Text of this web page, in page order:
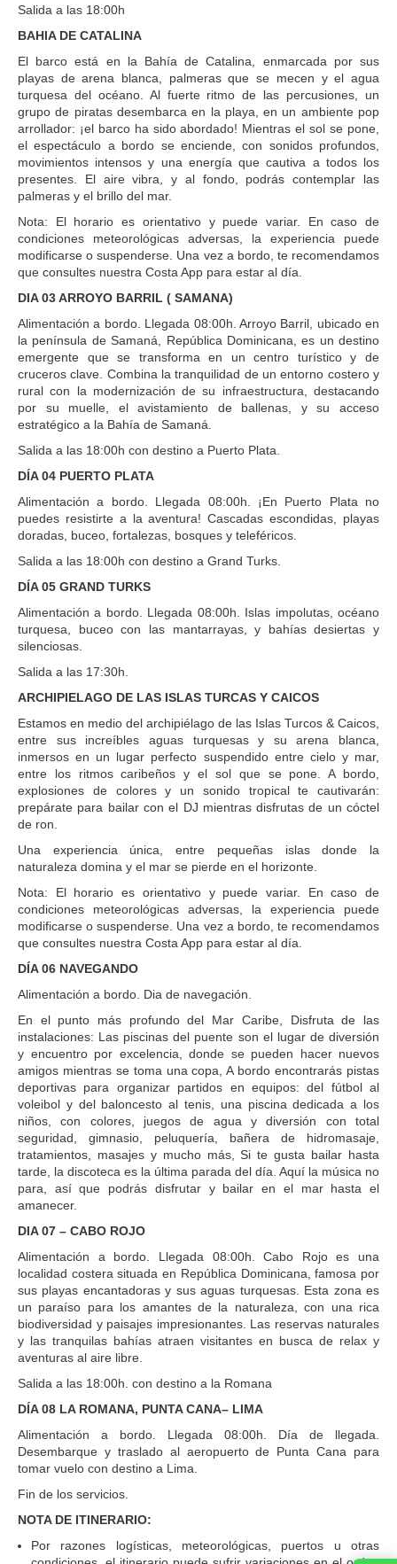
Salida a las 18:00h
BAHIA DE CATALINA
El barco está en la Bahía de Catalina, enmarcada por sus
playas de arena blanca, palmeras que se mecen y el agua
turquesa del océano. Al fuerte ritmo de las percusiones, un
grupo de piratas desembarca en la playa, en un ambiente pop
arrollador: ¡el barco ha sido abordado! Mientras el sol se pone,
el espectáculo a bordo se enciende, con sonidos profundos,
movimientos intensos y una energía que cautiva a todos los
presentes. El aire vibra, y al fondo, podrás contemplar las
palmeras y el brillo del mar.
Nota: El horario es orientativo y puede variar. En caso de
condiciones meteorológicas adversas, la experiencia puede
modificarse o suspenderse. Una vez a bordo, te recomendamos
que consultes nuestra Costa App para estar al día.
DIA 03 ARROYO BARRIL ( SAMANA)
Alimentación a bordo. Llegada 08:00h. Arroyo Barril, ubicado en
la península de Samaná, República Dominicana, es un destino
emergente que se transforma en un centro turístico y de
cruceros clave. Combina la tranquilidad de un entorno costero y
rural con la modernización de su infraestructura, destacando
por su muelle, el avistamiento de ballenas, y su acceso
estratégico a la Bahía de Samaná.
Salida a las 18:00h con destino a Puerto Plata.
DÍA 04 PUERTO PLATA
Alimentación a bordo. Llegada 08:00h. ¡En Puerto Plata no
puedes resistirte a la aventura! Cascadas escondidas, playas
doradas, buceo, fortalezas, bosques y teleféricos.
Salida a las 18:00h con destino a Grand Turks.
DÍA 05 GRAND TURKS
Alimentación a bordo. Llegada 08:00h. Islas impolutas, océano
turquesa, buceo con las mantarrayas, y bahías desiertas y
silenciosas.
Salida a las 17:30h.
ARCHIPIELAGO DE LAS ISLAS TURCAS Y CAICOS
Estamos en medio del archipiélago de las Islas Turcos & Caicos,
entre sus increíbles aguas turquesas y su arena blanca,
inmersos en un lugar perfecto suspendido entre cielo y mar,
entre los ritmos caribeños y el sol que se pone. A bordo,
explosiones de colores y un sonido tropical te cautivarán:
prepárate para bailar con el DJ mientras disfrutas de un cóctel
de ron.
Una experiencia única, entre pequeñas islas donde la
naturaleza domina y el mar se pierde en el horizonte.
Nota: El horario es orientativo y puede variar. En caso de
condiciones meteorológicas adversas, la experiencia puede
modificarse o suspenderse. Una vez a bordo, te recomendamos
que consultes nuestra Costa App para estar al día.
DÍA 06 NAVEGANDO
Alimentación a bordo. Dia de navegación.
En el punto más profundo del Mar Caribe, Disfruta de las
instalaciones: Las piscinas del puente son el lugar de diversión
y encuentro por excelencia, donde se pueden hacer nuevos
amigos mientras se toma una copa, A bordo encontrarás pistas
deportivas para organizar partidos en equipos: del fútbol al
voleibol y del baloncesto al tenis, una piscina dedicada a los
niños, con colores, juegos de agua y diversión con total
seguridad, gimnasio, peluquería, bañera de hidromasaje,
tratamientos, masajes y mucho más, Si te gusta bailar hasta
tarde, la discoteca es la última parada del día. Aquí la música no
para, así que podrás disfrutar y bailar en el mar hasta el
amanecer.
DIA 07 – CABO ROJO
Alimentación a bordo. Llegada 08:00h. Cabo Rojo es una
localidad costera situada en República Dominicana, famosa por
sus playas encantadoras y sus aguas turquesas. Esta zona es
un paraíso para los amantes de la naturaleza, con una rica
biodiversidad y paisajes impresionantes. Las reservas naturales
y las tranquilas bahías atraen visitantes en busca de relax y
aventuras al aire libre.
Salida a las 18:00h. con destino a la Romana
DÍA 08 LA ROMANA, PUNTA CANA– LIMA
Alimentación a bordo. Llegada 08:00h. Día de llegada.
Desembarque y traslado al aeropuerto de Punta Cana para
tomar vuelo con destino a Lima.
Fin de los servicios.
NOTA DE ITINERARIO:
Por razones logísticas, meteorológicas, puertos u otras